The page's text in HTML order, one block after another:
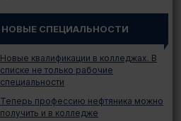
НОВЫЕ СПЕЦИАЛЬНОСТИ
Новые квалификации в колледжах. В
списке не только рабочие
специальности
Теперь профессию нефтяника можно
получить и в колледже